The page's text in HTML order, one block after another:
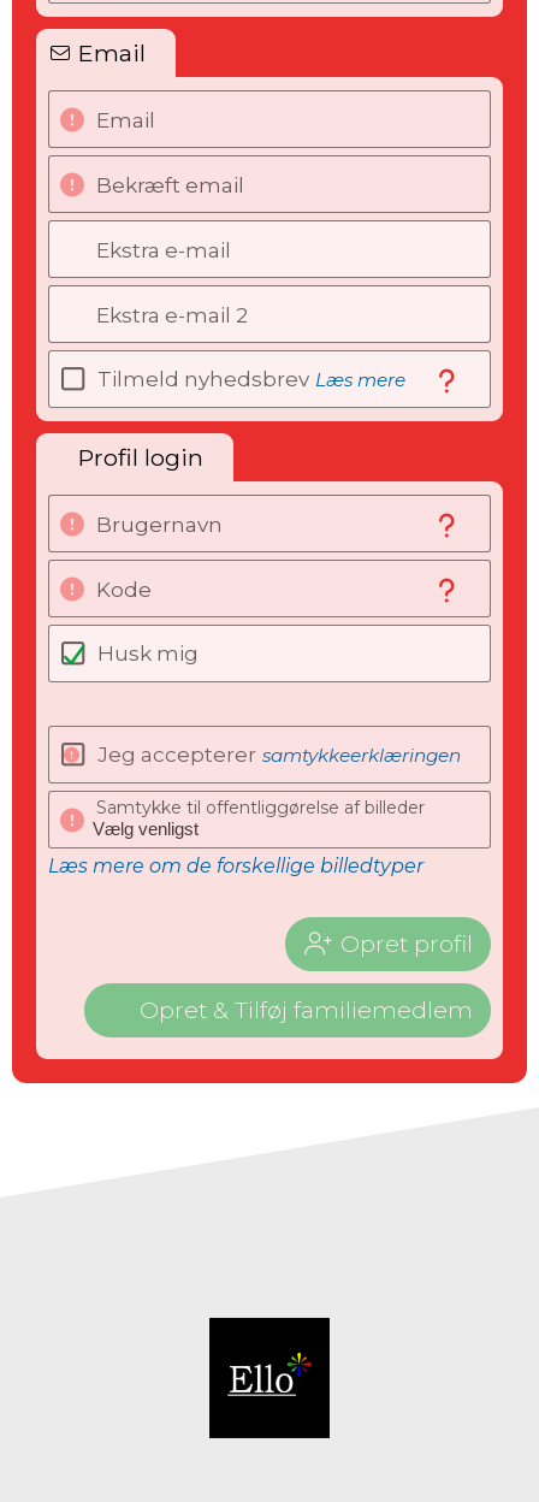
Email
Email
Bekræft email
Ekstra e-mail
Ekstra e-mail 2
Tilmeld nyhedsbrev Læs mere
Profil login
Brugernavn
Kode
Husk mig
Jeg accepterer samtykkeerklæringen
Samtykke til offentliggørelse af billeder
Læs mere om de forskellige billedtyper
Opret profil
Opret & Tilføj familiemedlem